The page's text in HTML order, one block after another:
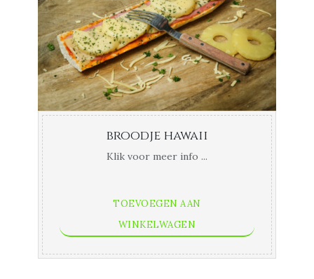
broodje hawaii
Klik voor meer info ...
TOEVOEGEN AAN
WINKELWAGEN